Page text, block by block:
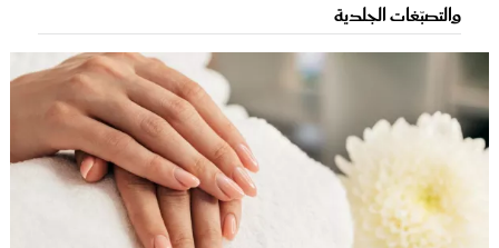
والتصبّغات الجلدية